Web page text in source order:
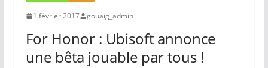
1 février 2017 gouaig_admin
For Honor : Ubisoft annonce
une bêta jouable par tous !